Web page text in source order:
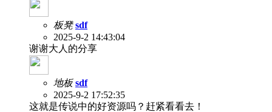
板凳 sdf
2025-9-2 14:43:04
谢谢大人的分享
地板 sdf
2025-9-2 17:52:35
这就是传说中的好资源吗？赶紧看看去！